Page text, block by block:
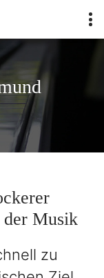
der Musik
zu